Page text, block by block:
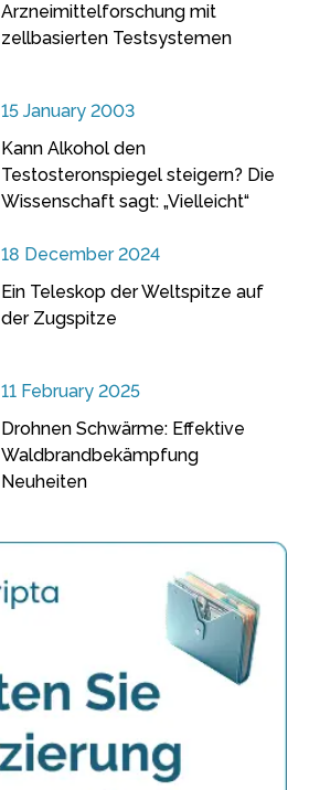
Arzneimittelforschung mit
zellbasierten Testsystemen
15 January 2003
Kann Alkohol den
Testosteronspiegel steigern? Die
Wissenschaft sagt: „Vielleicht“
18 December 2024
Ein Teleskop der Weltspitze auf
der Zugspitze
11 February 2025
Drohnen Schwärme: Effektive
Waldbrandbekämpfung
Neuheiten